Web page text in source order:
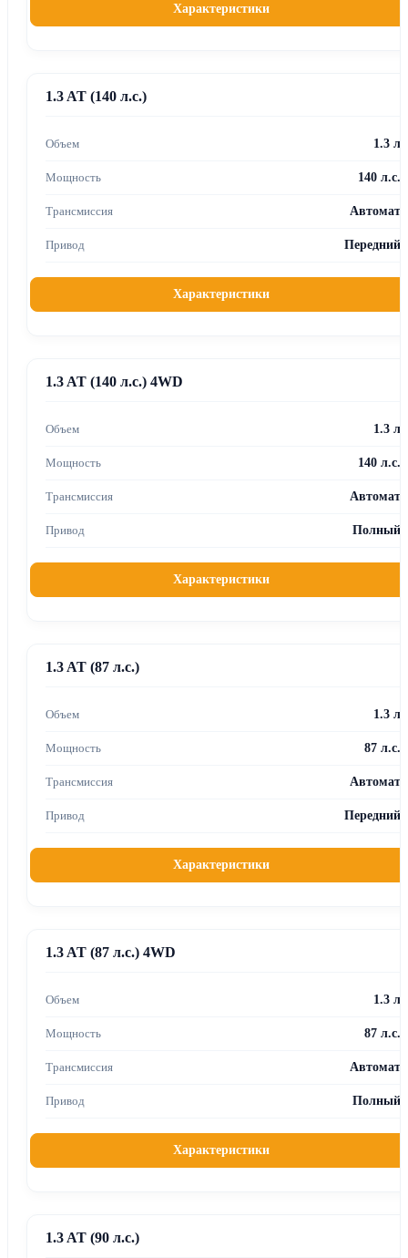
Характеристики
1.3 AT (140 л.с.)
1.3 л
140 л.с.
Автомат
Передний
Характеристики
1.3 AT (140 л.с.) 4WD
1.3 л
140 л.с.
Автомат
Полный
Характеристики
1.3 AT (87 л.с.)
1.3 л
87 л.с.
Автомат
Передний
Характеристики
1.3 AT (87 л.с.) 4WD
1.3 л
87 л.с.
Автомат
Полный
Характеристики
1.3 AT (90 л.с.)